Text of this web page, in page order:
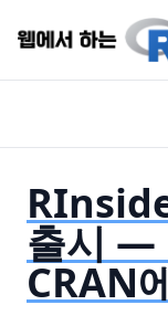
출시 —
CRAN